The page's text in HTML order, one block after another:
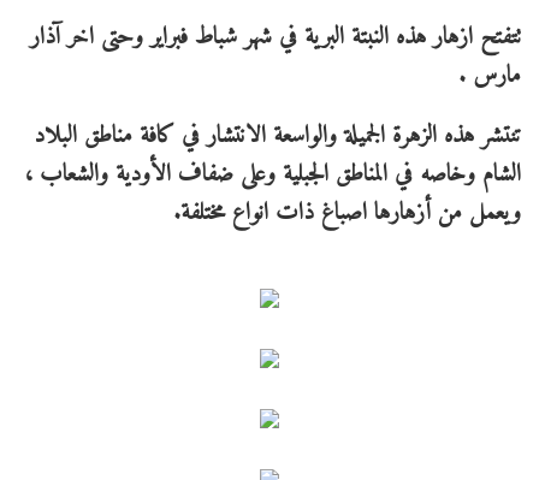
تتفتح ازهار هذه النبتة البرية في شهر شباط فبراير وحتى اخر آذار
مارس .
تنتشر هذه الزهرة الجميلة والواسعة الانتشار في كافة مناطق البلاد
الشام وخاصه في المناطق الجبلية وعلى ضفاف الأودية والشعاب ،
ويعمل من أزهارها اصباغ ذات انواع مختلفة.